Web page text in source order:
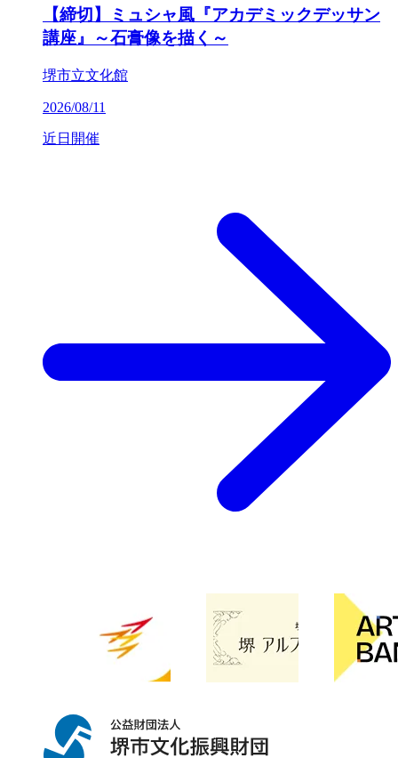
【締切】ミュシャ風『アカデミックデッサン
講座』～石膏像を描く～
堺市立文化館
2026/08/11
近日開催